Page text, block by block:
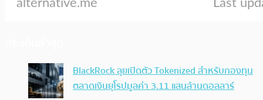
BlackRock ลุยเปิดตัว Tokenized สำหรับกองทุน
ตลาดเงินยุโรปมูลค่า 3.11 แสนล้านดอลลาร์